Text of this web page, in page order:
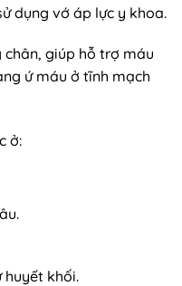
dụng vớ áp lực y khoa.
giúp hỗ trợ máu
ứ máu ở tĩnh mạch
ở:
huyết khối.